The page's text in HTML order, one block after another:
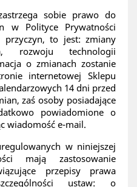
sobie prawo do
w Polityce Prywatności
przyczyn, to jest: zmiany
rozwoju technologii
o zmianach zostanie
internetowej Sklepu
14 dni przed
zaś osoby posiadające
powiadomione o
wiadomość e-mail.
w niniejszej
mają zastosowanie
przepisy prawa
ustaw: o